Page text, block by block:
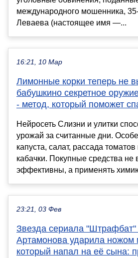
международного мошенника,
Леваева (настоящее имя —...
16:21, 10 Мар
Лимонные корки теперь не
бабушкино секретное
- метод, который поможет
Нейросеть Слизни и улитки
урожай за считанные дни.
капуста, салат, рассада
кабачки. Покупные средства не
эффективны, а применять
23:21, 03 Фев
Звезда сериала
Артамонова ударила ножом
который напал на её сына: